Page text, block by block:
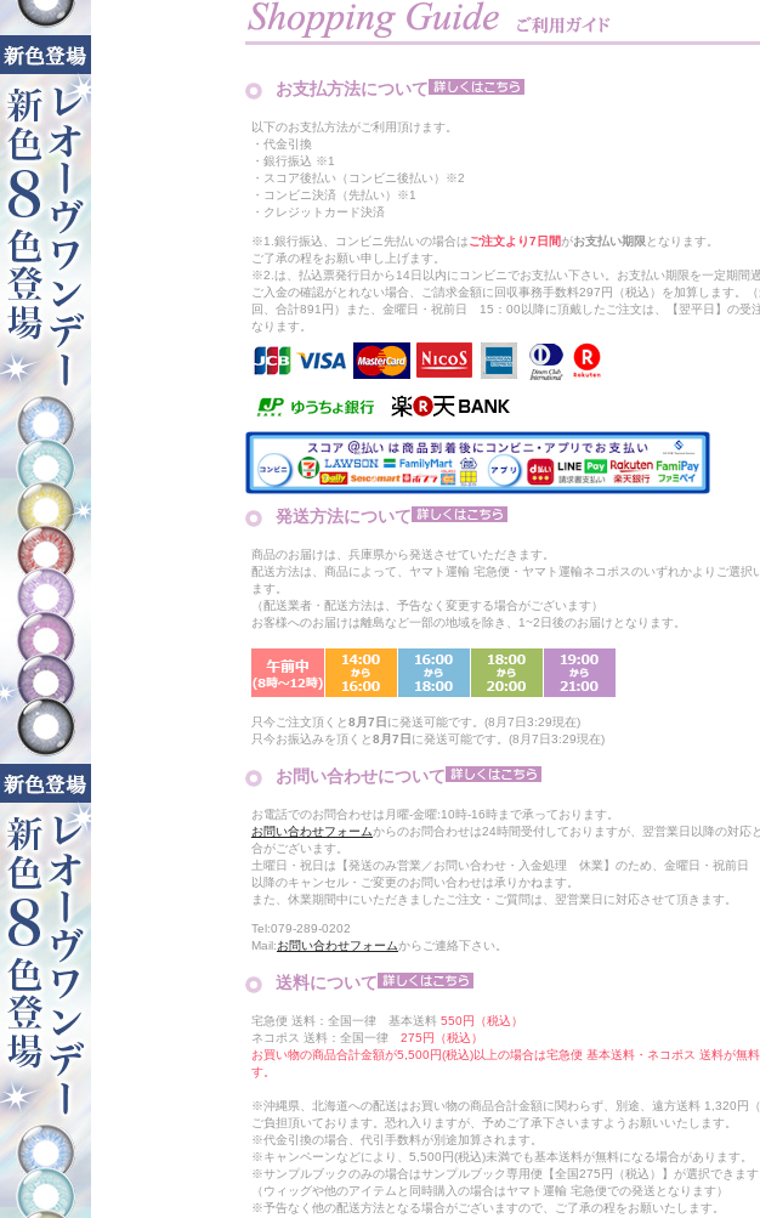
お支払方法について
以下のお支払方法がご利用頂けます。
・代金引換
・銀行振込 ※1
・スコア後払い（コンビニ後払い）※2
・コンビニ決済（先払い）※1
・クレジットカード決済
※1.銀行振込、コンビニ先払いの場合はご注文より7日間がお支払い期限 となります。
ご了承の程をお願い申し上げます。
※2.は、払込票発行日から14日以内にコンビニでお支払い下さい。お支払い期限を一定期間
ご入金の確認がとれない場合、ご請求金額に回収事務手数料297円（税込）を加算します。
回、合計891円）また、金曜日・祝前日 15：00以降に頂戴したご注文は、【翌平日】の受
なります。
発送方法について
商品のお届けは、兵庫県から発送させていただきます。
配送方法は、商品によって、ヤマト運輸 宅急便・ヤマト運輸ネコポスのいずれかよりご選択
ます。
（配送業者・配送方法は、予告なく変更する場合がございます）
お客様へのお届けは離島など一部の地域を除き、1~2日後のお届けとなります。
只今ご注文頂くと8月7日 に発送可能です。(8月7日3:29現在)
只今お振込みを頂くと8月7日 に発送可能です。(8月7日3:29現在)
お問い合わせについて
お電話でのお問合わせは月曜-金曜:10時-16時まで承っております。
お問い合わせフォームからのお問合わせは24時間受付しておりますが、翌営業日以降の対応
合がございます。
土曜日・祝日は【発送のみ営業／お問い合わせ・入金処理 休業】のため、金曜日・祝前日
以降のキャンセル・ご変更のお問い合わせは承りかねます。
また、休業期間中にいただきましたご注文・ご質問は、翌営業日に対応させて頂きます。
Tel:079-289-0202
Mail:お問い合わせフォームからご連絡下さい。
送料について
宅急便 送料：全国一律 基本送料 550円（税込）
ネコポス 送料：全国一律 275円（税込）
お買い物の商品合計金額が5,500円(税込)以上の場合は宅急便 基本送料・ネコポス 送料が無
す。
※沖縄県、北海道への配送はお買い物の商品合計金額に関わらず、別途、遠方送料 1,320円
ご負担頂いております。恐れ入りますが、予めご了承下さいますようお願いいたします。
※代金引換の場合、代引手数料が別途加算されます。
※キャンペーンなどにより、5,500円(税込)未満でも基本送料が無料になる場合があります。
※サンプルブックのみの場合はサンプルブック専用便【全国275円（税込）】が選択できます
（ウィッグや他のアイテムと同時購入の場合はヤマト運輸 宅急便での発送となります）
※予告なく他の配送方法となる場合がございますので、ご了承の程をお願いたします。